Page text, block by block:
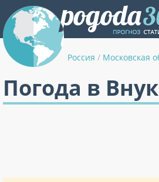
Россия / Московская
Погода в